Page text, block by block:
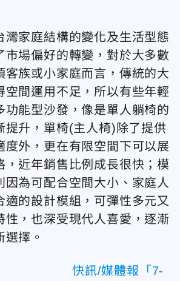
灣家庭結構的變化及生活型態
市場偏好的轉變，對於大多數
客族或小家庭而言，傳統的大
空間運用不足，所以有些年輕
功能型沙發，像是單人躺椅的
提升，單椅(主人椅)除了提供
度外，更在有限空間下可以展
，近年銷售比例成長很快；模
因為可配合空間大小、家庭人
適的設計模組，可彈性多元又
性，也深受現代人喜愛，逐漸
擇。
快訊/媒體報「7-